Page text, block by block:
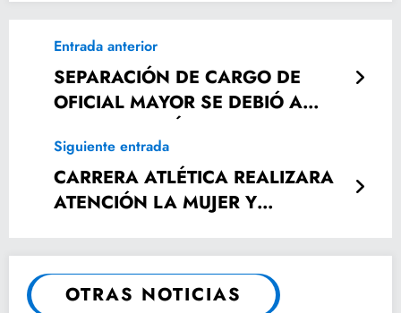
Entrada anterior
SEPARACIÓN DE CARGO DE
OFICIAL MAYOR SE DEBIÓ A
RAZONES JURÍDICAS
Siguiente entrada
CARRERA ATLÉTICA REALIZARA
ATENCIÓN LA MUJER Y
DÍA INTERNACIÓNAL DE LA
MUJER
OTRAS NOTICIAS